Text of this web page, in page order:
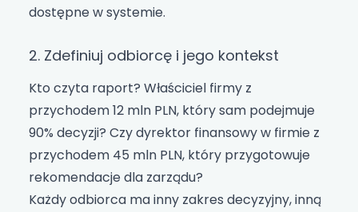
dostępne w systemie.
2. Zdefiniuj odbiorcę i jego kontekst
Kto czyta raport? Właściciel firmy z
przychodem 12 mln PLN, który sam podejmuje
90% decyzji? Czy dyrektor finansowy w firmie z
przychodem 45 mln PLN, który przygotowuje
rekomendacje dla zarządu?
Każdy odbiorca ma inny zakres decyzyjny, inną